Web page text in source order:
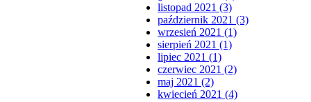
listopad 2021 (3)
październik 2021 (3)
wrzesień 2021 (1)
sierpień 2021 (1)
lipiec 2021 (1)
czerwiec 2021 (2)
maj 2021 (2)
kwiecień 2021 (4)